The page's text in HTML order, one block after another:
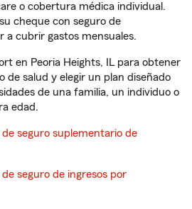
o cobertura médica individual.
cheque con seguro de
a cubrir gastos mensuales.
en Peoria Heights, IL para obtener
de salud y elegir un plan diseñado
de una familia, un individuo o
edad.
seguro suplementario de
seguro de ingresos por